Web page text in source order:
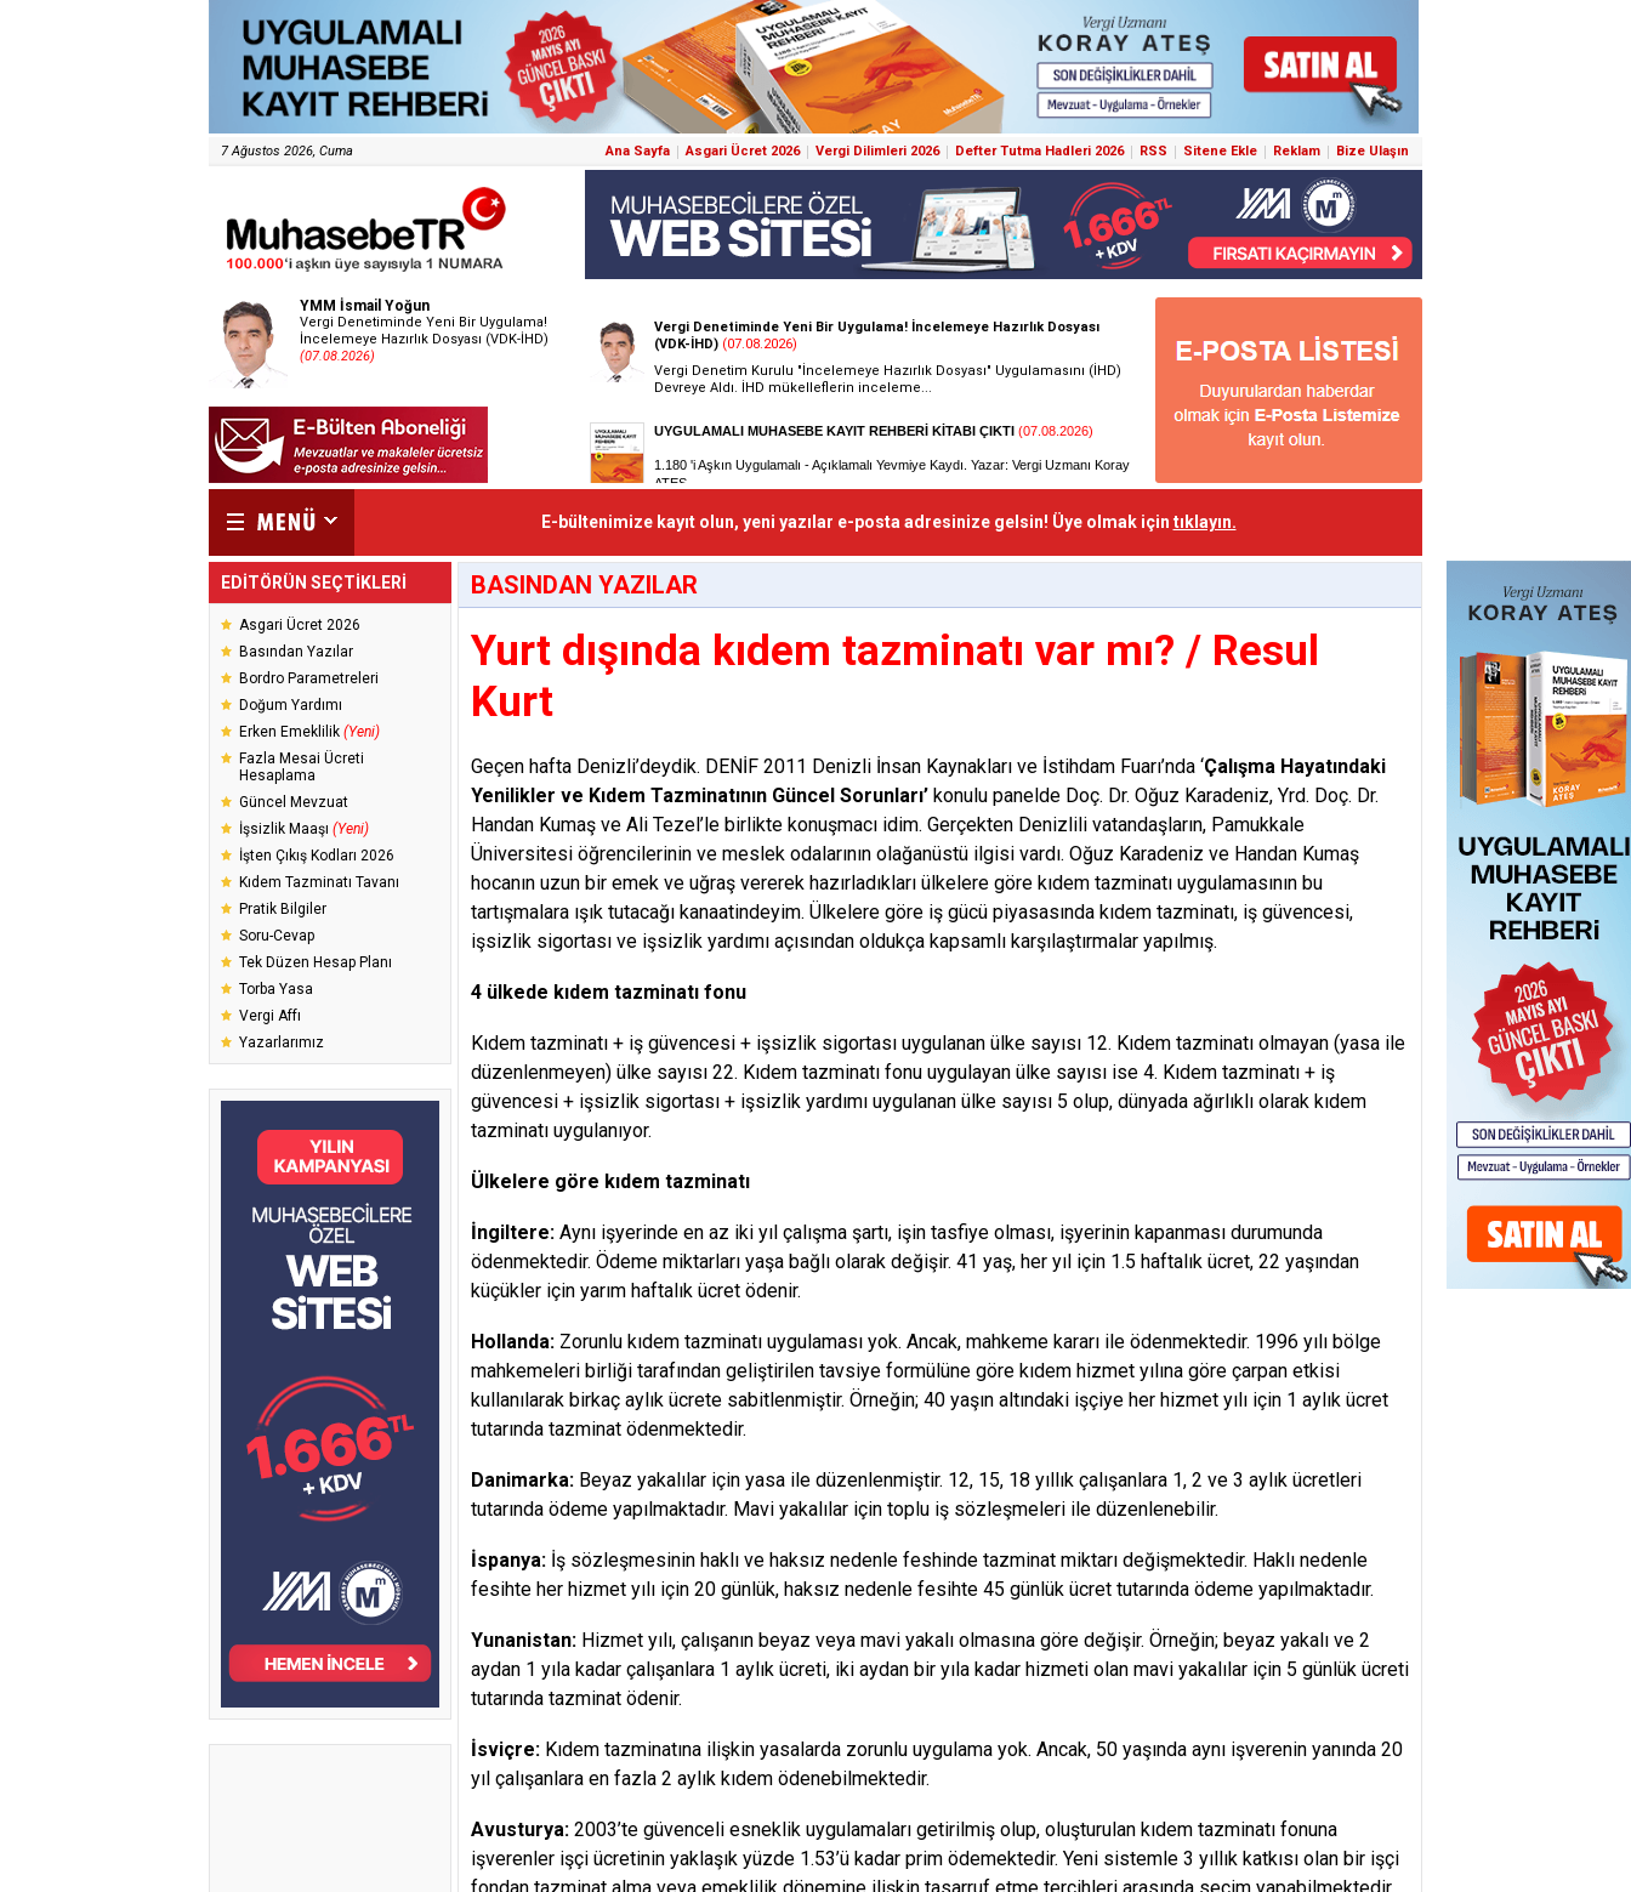
7 Ağustos 2026, Cuma Ana Sayfa Asgari Ücret 2026 Vergi Dilimleri 2026 Defter Tutma Hadleri 2026 RSS Sitene Ekle Reklam Bize Ulaşın
YMM İsmail Yoğun
Vergi Denetiminde Yeni Bir Uygulama!
İncelemeye Hazırlık Dosyası (VDK-İHD)
(07.08.2026)
E-bültenimize kayıt olun, yeni yazılar e-posta adresinize gelsin! Üye olmak için tıklayın.
EDİTÖRÜN SEÇTİKLERİ
Asgari Ücret 2026
Basından Yazılar
Bordro Parametreleri
Doğum Yardımı
Erken Emeklilik (Yeni)
Fazla Mesai Ücreti
Hesaplama
Güncel Mevzuat
İşsizlik Maaşı (Yeni)
İşten Çıkış Kodları 2026
Kıdem Tazminatı Tavanı
Pratik Bilgiler
Soru-Cevap
Tek Düzen Hesap Planı
Torba Yasa
Vergi Affı
Yazarlarımız
BASINDAN YAZILAR
Yurt dışında kıdem tazminatı var mı? / Resul
Kurt
Geçen hafta Denizli’deydik. DENİF 2011 Denizli İnsan Kaynakları ve İstihdam Fuarı’nda ‘Çalışma Hayatındaki
Yenilikler ve Kıdem Tazminatının Güncel Sorunları’ konulu panelde Doç. Dr. Oğuz Karadeniz, Yrd. Doç. Dr.
Handan Kumaş ve Ali Tezel’le birlikte konuşmacı idim. Gerçekten Denizlili vatandaşların, Pamukkale
Üniversitesi öğrencilerinin ve meslek odalarının olağanüstü ilgisi vardı. Oğuz Karadeniz ve Handan Kumaş
hocanın uzun bir emek ve uğraş vererek hazırladıkları ülkelere göre kıdem tazminatı uygulamasının bu
tartışmalara ışık tutacağı kanaatindeyim. Ülkelere göre iş gücü piyasasında kıdem tazminatı, iş güvencesi,
işsizlik sigortası ve işsizlik yardımı açısından oldukça kapsamlı karşılaştırmalar yapılmış.
4 ülkede kıdem tazminatı fonu
Kıdem tazminatı + iş güvencesi + işsizlik sigortası uygulanan ülke sayısı 12. Kıdem tazminatı olmayan (yasa ile
düzenlenmeyen) ülke sayısı 22. Kıdem tazminatı fonu uygulayan ülke sayısı ise 4. Kıdem tazminatı + iş
güvencesi + işsizlik sigortası + işsizlik yardımı uygulanan ülke sayısı 5 olup, dünyada ağırlıklı olarak kıdem
tazminatı uygulanıyor.
Ülkelere göre kıdem tazminatı
İngiltere: Aynı işyerinde en az iki yıl çalışma şartı, işin tasfiye olması, işyerinin kapanması durumunda
ödenmektedir. Ödeme miktarları yaşa bağlı olarak değişir. 41 yaş, her yıl için 1.5 haftalık ücret, 22 yaşından
küçükler için yarım haftalık ücret ödenir.
Hollanda: Zorunlu kıdem tazminatı uygulaması yok. Ancak, mahkeme kararı ile ödenmektedir. 1996 yılı bölge
mahkemeleri birliği tarafından geliştirilen tavsiye formülüne göre kıdem hizmet yılına göre çarpan etkisi
kullanılarak birkaç aylık ücrete sabitlenmiştir. Örneğin; 40 yaşın altındaki işçiye her hizmet yılı için 1 aylık ücret
tutarında tazminat ödenmektedir.
Danimarka: Beyaz yakalılar için yasa ile düzenlenmiştir. 12, 15, 18 yıllık çalışanlara 1, 2 ve 3 aylık ücretleri
tutarında ödeme yapılmaktadır. Mavi yakalılar için toplu iş sözleşmeleri ile düzenlenebilir.
İspanya: İş sözleşmesinin haklı ve haksız nedenle feshinde tazminat miktarı değişmektedir. Haklı nedenle
fesihte her hizmet yılı için 20 günlük, haksız nedenle fesihte 45 günlük ücret tutarında ödeme yapılmaktadır.
Yunanistan: Hizmet yılı, çalışanın beyaz veya mavi yakalı olmasına göre değişir. Örneğin; beyaz yakalı ve 2
aydan 1 yıla kadar çalışanlara 1 aylık ücreti, iki aydan bir yıla kadar hizmeti olan mavi yakalılar için 5 günlük ücreti
tutarında tazminat ödenir.
İsviçre: Kıdem tazminatına ilişkin yasalarda zorunlu uygulama yok. Ancak, 50 yaşında aynı işverenin yanında 20
yıl çalışanlara en fazla 2 aylık kıdem ödenebilmektedir.
Avusturya: 2003’te güvenceli esneklik uygulamaları getirilmiş olup, oluşturulan kıdem tazminatı fonuna
işverenler işçi ücretinin yaklaşık yüzde 1.53’ü kadar prim ödemektedir. Yeni sistemle 3 yıllık katkısı olan bir işçi